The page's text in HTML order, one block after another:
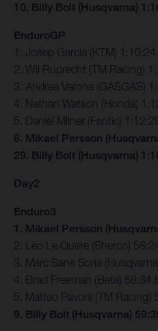
10. Billy Bolt (Husqvarna)
EnduroGP
1. Josep Garcia (KTM)
2. Wil Ruprecht (TM Racing)
3. Andrea Verona (GASGAS)
4. Nathan Watson (Honda)
5. Daniel Milner (Fantic)
8. Mikael Persson
29. Billy Bolt (Husqvarna)
Day2
Enduro3
1. Mikael Persson
2. Leo Le Quere (Sherco)
3. Marc Sans Soria
4. Brad Freeman (Beta)
5. Matteo Pavoni (TM Racing)
9. Billy Bolt (Husqvarna)